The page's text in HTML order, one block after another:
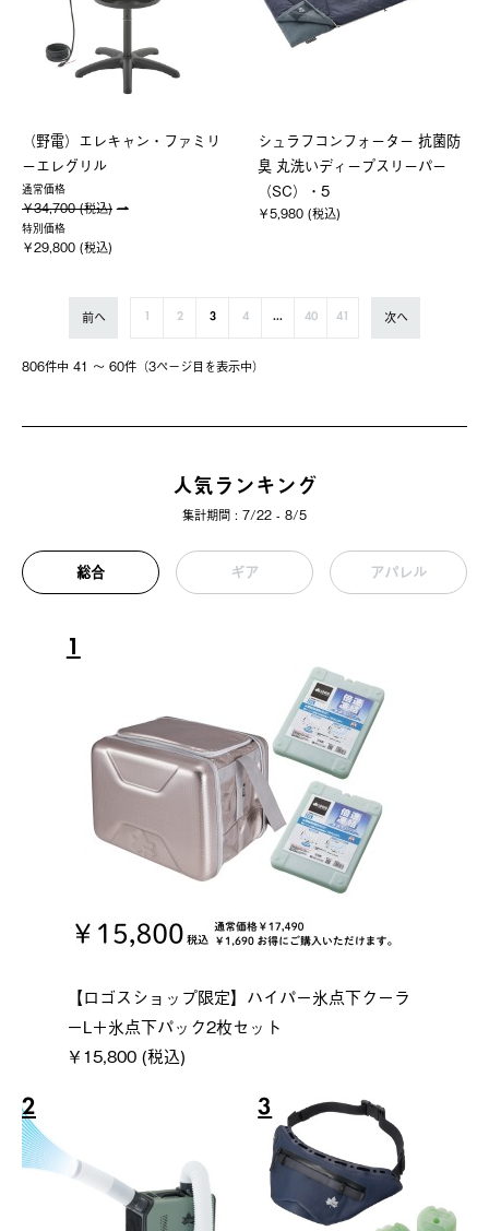
（野電）エレキャン・ファミリ
ーエレグリル
通常価格
￥34,700 (税込)
特別価格
￥29,800 (税込)
シュラフコンフォーター 抗菌防
臭 丸洗いディープスリーパー
（SC）・5
￥5,980 (税込)
806件中 41 〜 60件（3ページ⽬を表⽰中）
前へ 1 2 3 4 ... 40 41 次へ
人気ランキング
集計期間 : 7/22 - 8/5
総合 ギア アパレル
1
【ロゴスショップ限定】ハイパー氷点下クーラ
ーL＋氷点下パック2枚セット
￥15,800 (税込)
2 3